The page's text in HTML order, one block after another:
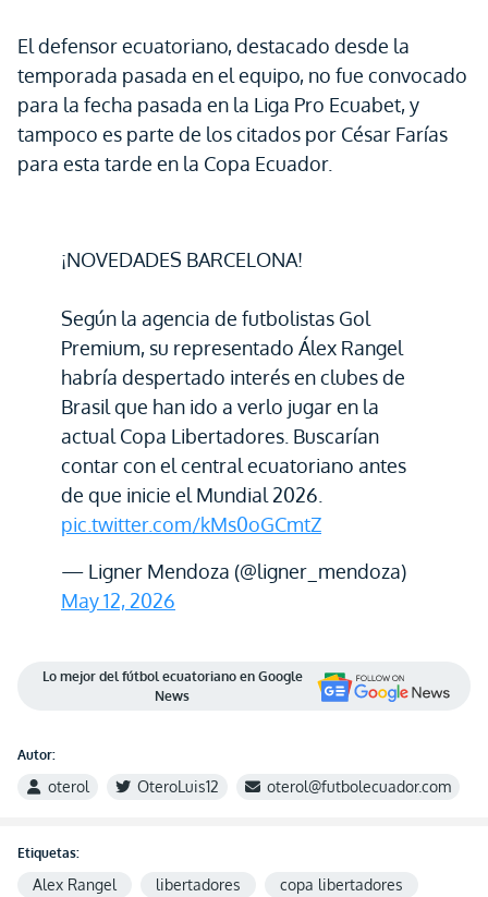
El defensor ecuatoriano, destacado desde la
temporada pasada en el equipo, no fue convocado
para la fecha pasada en la Liga Pro Ecuabet, y
tampoco es parte de los citados por César Farías
para esta tarde en la Copa Ecuador.
¡NOVEDADES BARCELONA!
Según la agencia de futbolistas Gol
Premium, su representado Álex Rangel
habría despertado interés en clubes de
Brasil que han ido a verlo jugar en la
actual Copa Libertadores. Buscarían
contar con el central ecuatoriano antes
de que inicie el Mundial 2026.
pic.twitter.com/kMs0oGCmtZ
— Ligner Mendoza (@ligner_mendoza)
May 12, 2026
Lo mejor del fútbol ecuatoriano en Google
News
Autor:
oterol OteroLuis12 oterol@futbolecuador.com
Etiquetas:
Alex Rangel libertadores copa libertadores